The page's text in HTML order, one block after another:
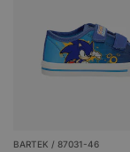
BARTEK / 87031-46